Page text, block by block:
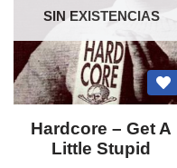
SIN EXISTENCIAS
Hardcore – Get A
Little Stupid